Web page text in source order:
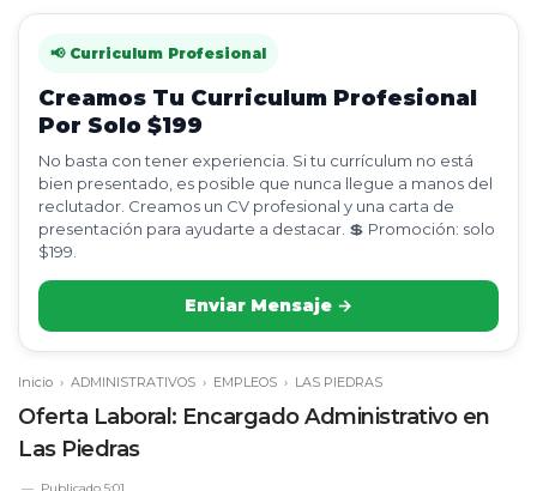
📢 Curriculum Profesional
Creamos Tu Curriculum Profesional
Por Solo $199
No basta con tener experiencia. Si tu currículum no está
bien presentado, es posible que nunca llegue a manos del
reclutador. Creamos un CV profesional y una carta de
presentación para ayudarte a destacar. 💲 Promoción: solo
$199.
Enviar Mensaje →
Inicio › ADMINISTRATIVOS › EMPLEOS › LAS PIEDRAS
Oferta Laboral: Encargado Administrativo en
Las Piedras